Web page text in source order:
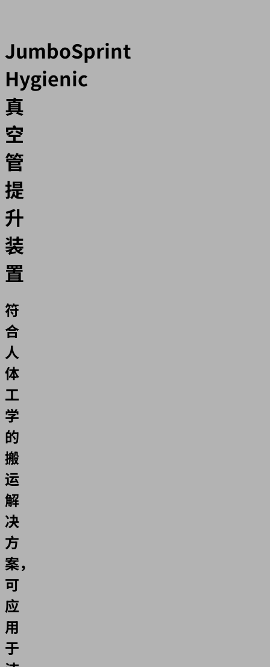
JumboSprint
Hygienic
真
空
管
提
升
装
置
符
合
人
体
工
学
的
搬
运
解
决
方
案，
可
应
用
于